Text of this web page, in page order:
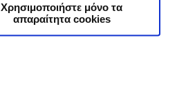
Χρησιμοποιήστε μόνο τα
απαραίτητα cookies